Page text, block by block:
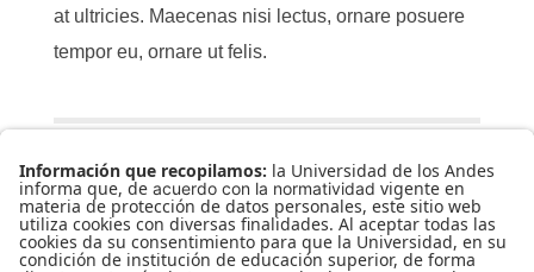
at ultricies. Maecenas nisi lectus, ornare posuere
tempor eu, ornare ut felis.
GINNY
STUDENT